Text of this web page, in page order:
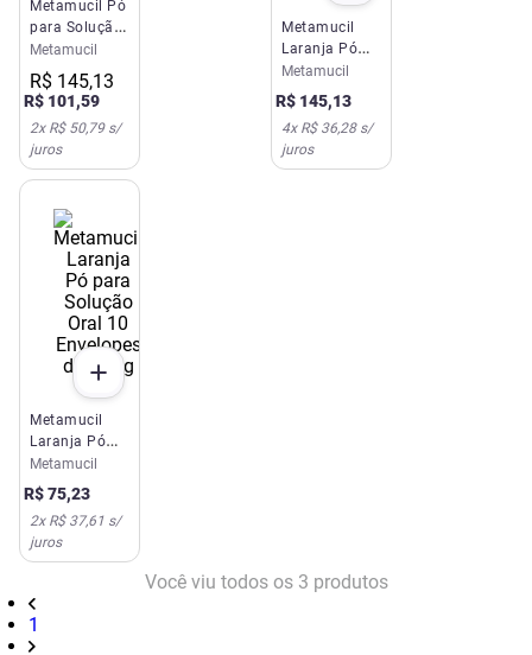
Metamucil Pó
para Solução
Oral 210g
Metamucil
R$ 145,13
R$ 101,59
2x R$ 50,79s/
juros
Metamucil
Laranja Pó
para Solução
Oral 174g
Metamucil
R$ 145,13
4x R$ 36,28s/
juros
Metamucil
Laranja Pó
para Solução
Oral 10
Envelopes de
5,85g
Metamucil
R$75,23
2x R$ 37,61 s/
juros
Você viu todos os 3 produtos
1